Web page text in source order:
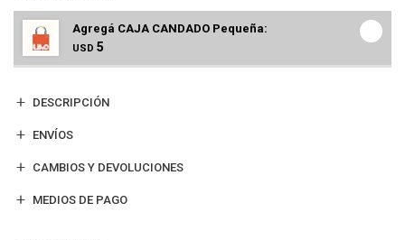
Agregá CAJA CANDADO Pequeña:
USD 5
DESCRIPCIÓN
ENVÍOS
CAMBIOS Y DEVOLUCIONES
MEDIOS DE PAGO